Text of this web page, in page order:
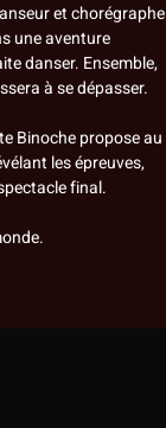
et chorégraphe
une aventure
danser. Ensemble,
à se dépasser.
Binoche propose au
les épreuves,
final.